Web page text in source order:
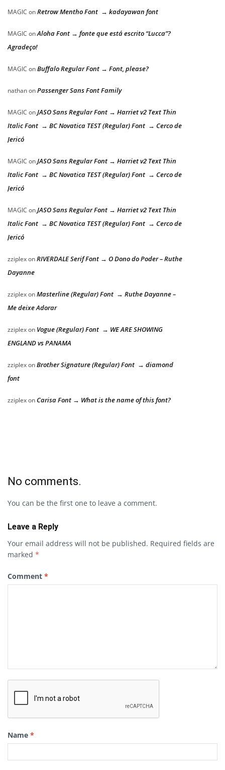
MAGIC onRetrow Mentho Font → kadayawan font
MAGIC onAloha Font → fonte que está escrito “Lucca”?
Agradeço!
MAGIC onBuffalo Regular Font → Font, please?
nathanonPassenger Sans Font Family
MAGIC onJASO Sans Regular Font → Harriet v2 Text Thin
Italic Font → BC Novatica TEST (Regular) Font → Cerco de
Jericó
MAGIC onJASO Sans Regular Font → Harriet v2 Text Thin
Italic Font → BC Novatica TEST (Regular) Font → Cerco de
Jericó
MAGIC onJASO Sans Regular Font → Harriet v2 Text Thin
Italic Font → BC Novatica TEST (Regular) Font → Cerco de
Jericó
zziplexonRIVERDALE Serif Font → O Dono do Poder – Ruthe
Dayanne
zziplexonMasterline (Regular) Font → Ruthe Dayanne –
Me deixe Adorar
zziplexon Vogue (Regular) Font → WE ARE SHOWING
ENGLAND vs PANAMA
zziplexonBrother Signature (Regular) Font → diamond
font
zziplexon Carisa Font → What is the name of this font?
No comments.
You can be the first one to leave a comment.
Leave a Reply
Your email address will not be published. Required fields are
marked *
Comment *
Name *